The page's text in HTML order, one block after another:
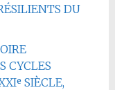
DU
CYCLES
SIÈCLE,